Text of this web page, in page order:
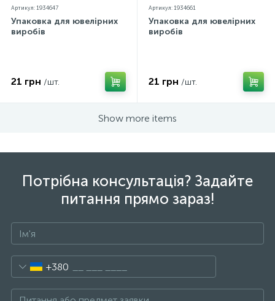
Артикул: 1934647
Упаковка для ювелірних
виробів
21 грн /шт.
Артикул: 1934661
Упаковка для ювелірних
виробів
21 грн /шт.
Show more items
Потрібна консультація? Задайте
питання прямо зараз!
+380